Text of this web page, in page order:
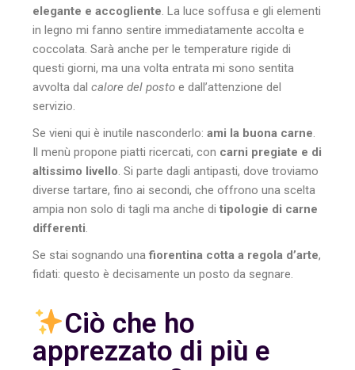
elegante e accogliente. La luce soffusa e gli elementi
in legno mi fanno sentire immediatamente accolta e
coccolata. Sarà anche per le temperature rigide di
questi giorni, ma una volta entrata mi sono sentita
avvolta dalcalore del posto e dall’attenzione del
servizio.
Se vieni qui è inutile nasconderlo:ami la buona carne.
Il menù propone piatti ricercati, con carni pregiate e di
altissimo livello. Si parte dagli antipasti, dove troviamo
diverse tartare, fino ai secondi, che offrono una scelta
ampia non solo di tagli ma anche ditipologie di carne
differenti.
Se stai sognando unafiorentina cotta a regola d’arte,
fidati: questo è decisamente un posto da segnare.
Ciò che ho
apprezzato di più e